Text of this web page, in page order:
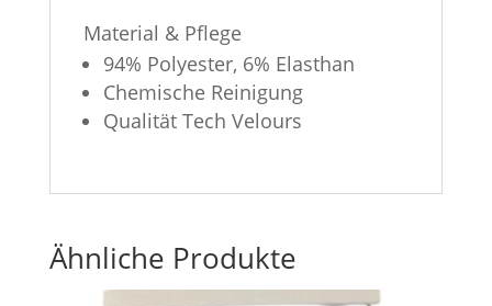
Material & Pflege
94% Polyester, 6% Elasthan
Chemische Reinigung
Qualität Tech Velours
Ähnliche Produkte